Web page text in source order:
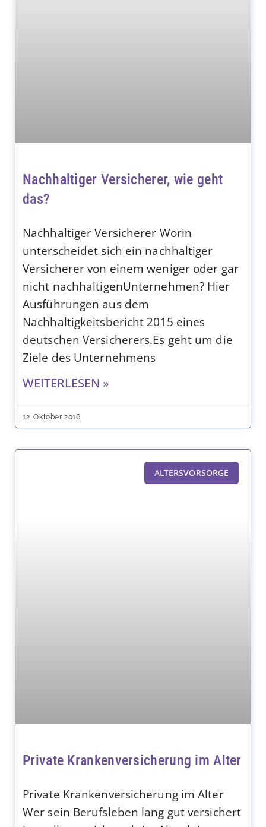
Nachhaltiger Versicherer, wie geht
das?
Nachhaltiger Versicherer Worin
unterscheidet sich ein nachhaltiger
Versicherer von einem weniger oder gar
nicht nachhaltigenUnternehmen? Hier
Ausführungen aus dem
Nachhaltigkeitsbericht 2015 eines
deutschen Versicherers.Es geht um die
Ziele des Unternehmens
WEITERLESEN »
12. Oktober 2016
ALTERSVORSORGE
Private Krankenversicherung im Alter
Private Krankenversicherung im Alter
Wer sein Berufsleben lang gut versichert